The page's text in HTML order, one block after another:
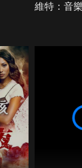
維特：音